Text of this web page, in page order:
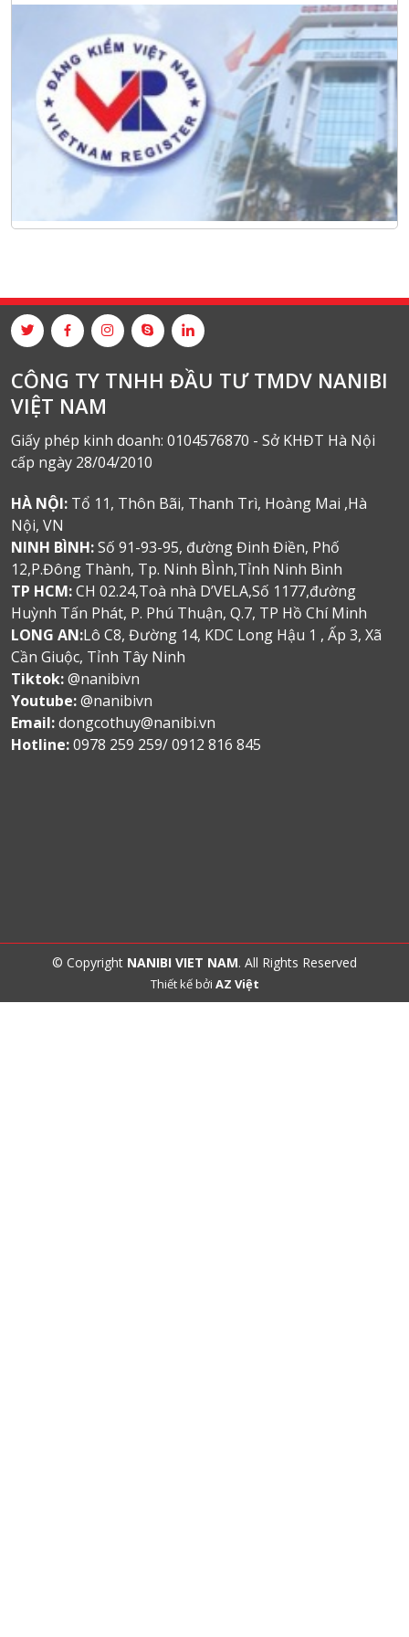
CÔNG TY TNHH ĐẦU TƯ TMDV NANIBI
VIỆT NAM
Giấy phép kinh doanh: 0104576870 - Sở KHĐT Hà Nội
cấp ngày 28/04/2010
HÀ NỘI: Tổ 11, Thôn Bãi, Thanh Trì, Hoàng Mai ,Hà
Nội, VN
NINH BÌNH:Số 91-93-95, đường Đinh Điền, Phố
12,P.Đông Thành, Tp. Ninh BÌnh,Tỉnh Ninh Bình
TP HCM:CH 02.24,Toà nhà D’VELA,Số 1177,đường
Huỳnh Tấn Phát, P. Phú Thuận, Q.7, TP Hồ Chí Minh
LONG AN:Lô C8, Đường 14, KDC Long Hậu 1 , Ấp 3, Xã
Cần Giuộc, Tỉnh Tây Ninh
Tiktok:@nanibivn
Youtube:@nanibivn
Email:dongcothuy@nanibi.vn
Hotline:0978 259 259/ 0912 816 845
© Copyright NANIBI VIET NAM. All Rights Reserved
Thiết kế bởi AZ Việt